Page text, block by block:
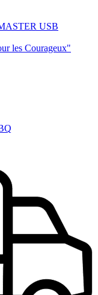
USB
les Courageux"